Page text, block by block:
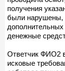
получения
были нарушены,
дополнительных
денежные
Ответчик ФИО2
исковые